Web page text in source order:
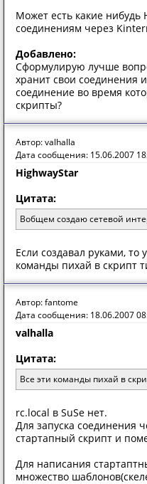
Может есть какие нибудь
соединениям через
Добавлено:
Сформулирую лучше
хранит свои соединения
соединение во время
скрипты?
Автор: valhalla
Дата сообщения: 15.06.2007
HighwayStar
Цитата:
Вобщем создаю сетевой
Если создавал руками, то
команды пихай в скрипт
Автор: fantome
Дата сообщения: 18.06.2007
valhalla
Цитата:
Все эти команды пихай в
rc.local в SuSe нет.
Для запуска соединения
стартапный скрипт и
Для написания
множество